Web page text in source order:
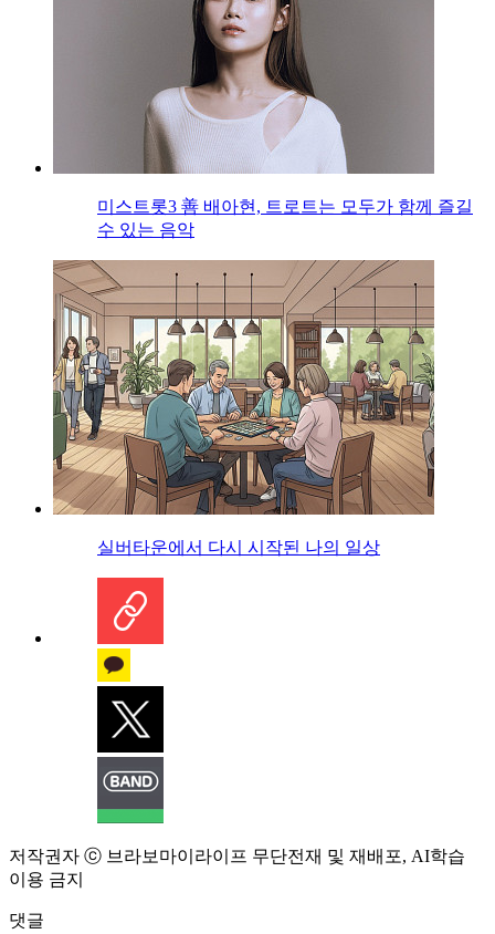
미스트롯3 善 배아현, 트로트는 모두가 함께 즐길
수 있는 음악
실버타운에서 다시 시작된 나의 일상
저작권자 ⓒ 브라보마이라이프 무단전재 및 재배포, AI학습
이용 금지
댓글